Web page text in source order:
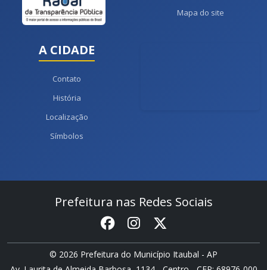
Mapa do site
A CIDADE
Contato
História
Localização
Símbolos
Prefeitura nas Redes Sociais
© 2026 Prefeitura do Município Itaubal - AP